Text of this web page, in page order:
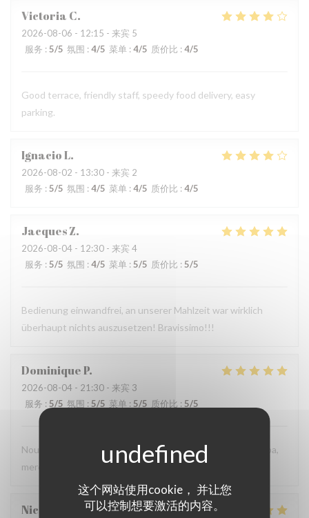
这个网站使用cookie， 并让您
可以控制想要激活的内容。
Victoria C
2026-08-06 - 12:15 - 来宾 5
服务 : 5/5 氛围 : 4/5 菜单 : 4/5 质价比 : 4/5
Good terrace, friendly staff, speedy food delivery, easy
parking.
IgnacioL
2026-08-02 - 13:30 - 来宾 2
服务 : 5/5 氛围 : 4/5 菜单 : 4/5 质价比 : 4/5
JacquesZ
2026-08-04 - 12:30 - 来宾 4
服务 :5/5 氛围 : 4/5 菜单 :5/5 质价比 :5/5
Bedienung einwandfrei, an unserer Mahlzeit war wirklich
überhaupt nichts auszusetzen! Bravissimo!!!
DominiqueP
2026-08-04 - 21:30 - 来宾 3
服务 : 5/5 氛围 : 5/5 菜单 : 5/5 质价比 : 5/5
Nous avons très bien mangé et le personnel est très sympa,
merci
Nicolas